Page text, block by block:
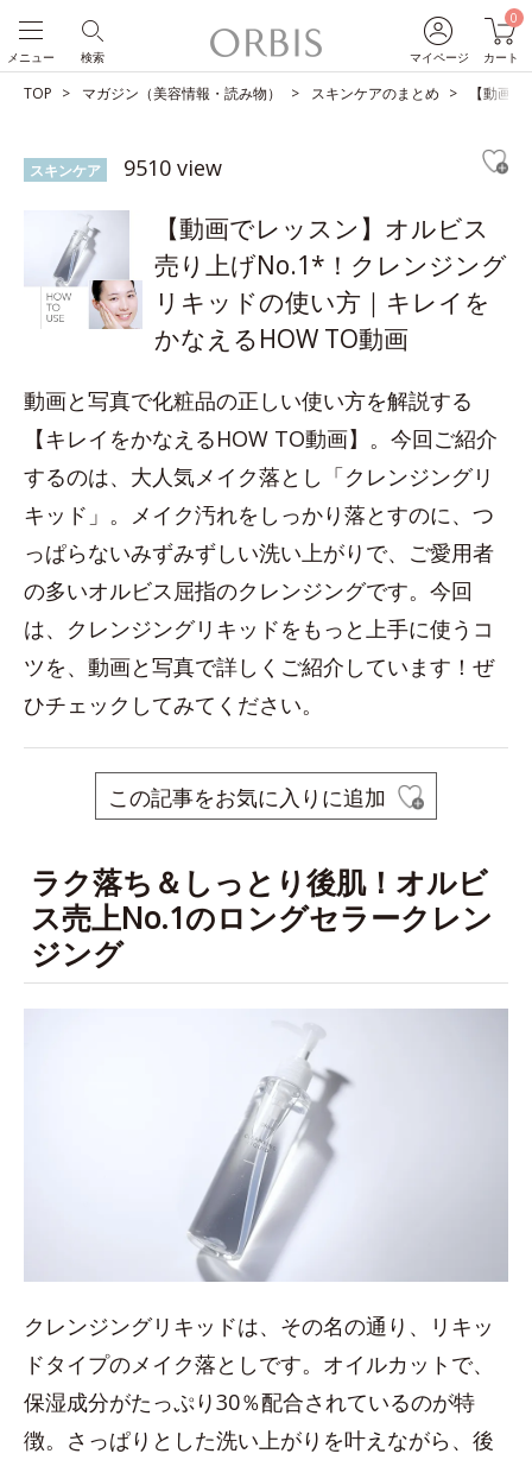
マイページ
0
カート
検索
メニュー
TOP マガジン（美容情報・読み物） スキンケアのまとめ 【動画
スキンケア 9510 view
【動画でレッスン】オルビス
売り上げNo.1*！クレンジング
リキッドの使い方｜キレイを
かなえるHOW TO動画
動画と写真で化粧品の正しい使い方を解説する
【キレイをかなえるHOW TO動画】。今回ご紹介
するのは、大人気メイク落とし「クレンジングリ
キッド」。メイク汚れをしっかり落とすのに、つ
っぱらないみずみずしい洗い上がりで、ご愛用者
の多いオルビス屈指のクレンジングです。今回
は、クレンジングリキッドをもっと上手に使うコ
ツを、動画と写真で詳しくご紹介しています！ぜ
ひチェックしてみてください。
この記事をお気に入りに追加
ラク落ち＆しっとり後肌！オルビ
ス売上No.1のロングセラークレン
ジング
クレンジングリキッドは、その名の通り、リキッ
ドタイプのメイク落としです。オイルカットで、
保湿成分がたっぷり30％配合されているのが特
徴。さっぱりとした洗い上がりを叶えながら、後